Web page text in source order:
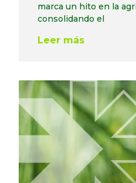
marca un hito en la
consolidando el
Leer más